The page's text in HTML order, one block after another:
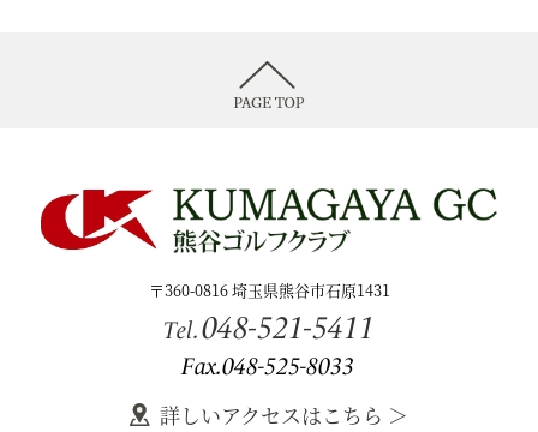
〒360-0816 埼玉県熊谷市石原1431
Tel.048-521-5411
Fax.048-525-8033
詳しいアクセスはこちら ＞